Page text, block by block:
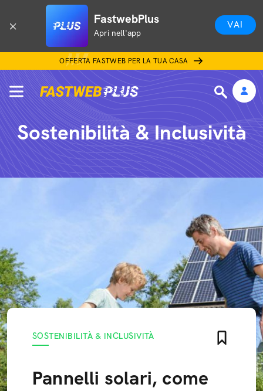
FastwebPlus
Apri nell'app
VAI
OFFERTA FASTWEB PER LA TUA CASA
Sostenibilità & Inclusività
SOSTENIBILITÀ & INCLUSIVITÀ
Pannelli solari, come